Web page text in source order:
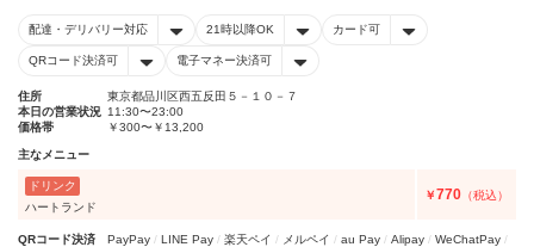
配達・デリバリー対応 21時以降OK カード可
QRコード決済可 電子マネー決済可
住所
東京都品川区西五反田５－１０－７
本日の営業状況 11:30〜23:00
価格帯
￥300〜￥13,200
主なメニュー
ドリンク
ハートランド
￥770 （税込）
QRコード決済 PayPay LINE Pay 楽天ペイ メルペイ au Pay Alipay
WeChatPay